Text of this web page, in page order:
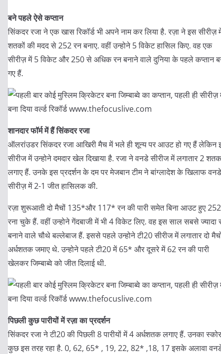
बने पहले ऐसे कप्तान
सिंकदर रजा ने एक खास रिकॉर्ड भी अपने नाम कर लिया है. रज़ा ने इस सीरीज़
शतकों की मदद से 252 रन बनाए. वहीं उन्होने 5 विकेट हासिल किए. वह एक
सीरीज़ में 5 विकेट और 250 से अधिक रन बनाने वाले दुनिया के पहले कप्तान
गए हैं.
शानदार फॉर्म में हैं सिंकदर रजा
ऑलरांउडर सिंकदर रजा आखिरी मैच में भले ही शून्य पर आउट हो गए हैं लेकिन
सीरीज में उन्होने दमदार खेल दिखाया है. रजा ने वनडे सीरीज में लगातार 2 शतक
लगाए हैं. उनके इस प्रदर्शन के दम पर मेजबान टीम ने बांग्लादेश के खिलाफ वनडे
सीरीज़ में 2-1 जीत हासिलक की.
रज़ा शुरूआती दो मैचों 135*और 117* रन की पारी समेत बिना आउट हुए 252
रना चुके हैं. वहीं उन्होने गेंदबाजी में भी 4 विकेट लिए. वह इस साल सबसे ज्यादा
बनाने वाले चौथे बल्लेबाज हैं. इससे पहले उन्होने टी20 सीरीज में लगातार दो
अर्धशतक जमाए थे. उन्होने पहले टी20 में 65* और दूसरे में 62 रन की पारी
खेलकर जिम्बाब्वे को जीत दिलाई थी.
पिछली कुछ पारीयों में रज़ा का प्रदर्शन
सिंकदर रजा ने टी20 की पिछली 8 पारीयों में 4 अर्धशतक लगाए हैं. उनका स्कोर
कुछ इस तरह रहा है. 0, 62, 65* , 19, 22, 82* ,18, 17 इसके अलावा